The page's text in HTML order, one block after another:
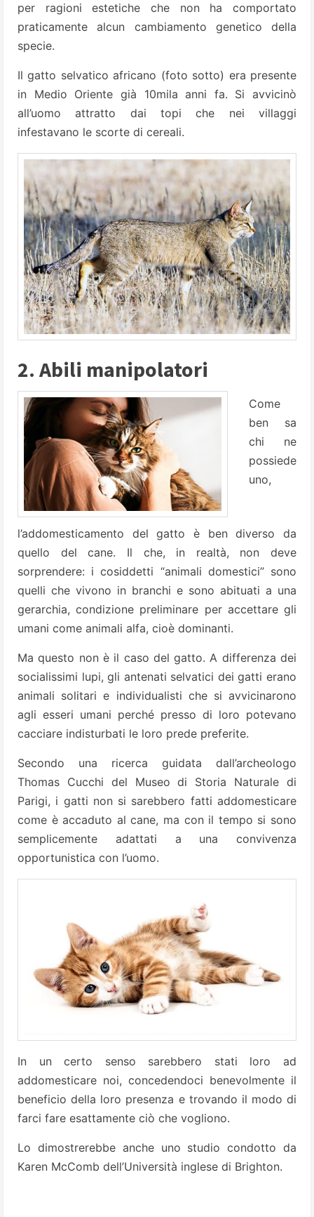
per ragioni estetiche che non ha comportato
praticamente alcun cambiamento genetico della
specie.
Il gatto selvatico africano (foto sotto) era presente
in Medio Oriente già 10mila anni fa. Si avvicinò
all’uomo attratto dai topi che nei villaggi
infestavano le scorte di cereali.
2. Abili manipolatori
Come
ben sa
chi ne
possiede
uno,
l’addomesticamento del gatto è ben diverso da
quello del cane. Il che, in realtà, non deve
sorprendere: i cosiddetti “animali domestici” sono
quelli che vivono in branchi e sono abituati a una
gerarchia, condizione preliminare per accettare gli
umani come animali alfa, cioè dominanti.
Ma questo non è il caso del gatto. A differenza dei
socialissimi lupi, gli antenati selvatici dei gatti erano
animali solitari e individualisti che si avvicinarono
agli esseri umani perché presso di loro potevano
cacciare indisturbati le loro prede preferite.
Secondo una ricerca guidata dall’archeologo
Thomas Cucchi del Museo di Storia Naturale di
Parigi, i gatti non si sarebbero fatti addomesticare
come è accaduto al cane, ma con il tempo si sono
semplicemente adattati a una convivenza
opportunistica con l’uomo.
In un certo senso sarebbero stati loro ad
addomesticare noi, concedendoci benevolmente il
beneficio della loro presenza e trovando il modo di
farci fare esattamente ciò che vogliono.
Lo dimostrerebbe anche uno studio condotto da
Karen McComb dell’Università inglese di Brighton.